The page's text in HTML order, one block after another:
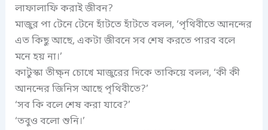
লাফালাফি করাই জীবন?
মাজুর পা টেনে টেনে হাঁটতে হাঁটতে বলল, ‘পৃথিবীতে আনন্দের
এত কিছু আছে, একটা জীবনে সব শেষ করতে পারব বলে
মনে হয় না।’
কাটুস্কা তীক্ষ্ন চোখে মাজুরের দিকে তাকিয়ে বলল, ‘কী কী
আনন্দের জিনিস আছে পৃথিবীতে?’
‘সব কি বলে শেষ করা যাবে?’
‘তবুও বলো শুনি।’